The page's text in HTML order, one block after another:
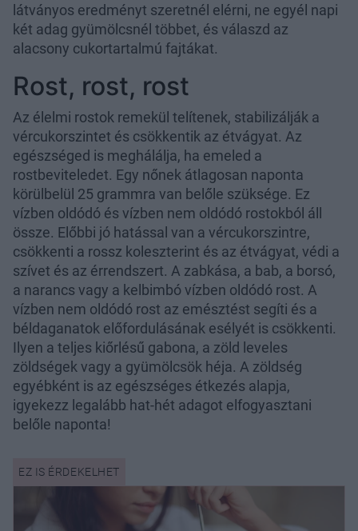
látványos eredményt szeretnél elérni, ne egyél napi
két adag gyümölcsnél többet, és válaszd az
alacsony cukortartalmú fajtákat.
Rost, rost, rost
Az élelmi rostok remekül telítenek, stabilizálják a
vércukorszintet és csökkentik az étvágyat. Az
egészséged is meghálálja, ha emeled a
rostbeviteledet. Egy nőnek átlagosan naponta
körülbelül 25 grammra van belőle szüksége. Ez
vízben oldódó és vízben nem oldódó rostokból áll
össze. Előbbi jó hatással van a vércukorszintre,
csökkenti a rossz koleszterint és az étvágyat, védi a
szívet és az érrendszert. A zabkása, a bab, a borsó,
a narancs vagy a kelbimbó vízben oldódó rost. A
vízben nem oldódó rost az emésztést segíti és a
béldaganatok előfordulásának esélyét is csökkenti.
Ilyen a teljes kiőrlésű gabona, a zöld leveles
zöldségek vagy a gyümölcsök héja. A zöldség
egyébként is az egészséges étkezés alapja,
igyekezz legalább hat-hét adagot elfogyasztani
belőle naponta!